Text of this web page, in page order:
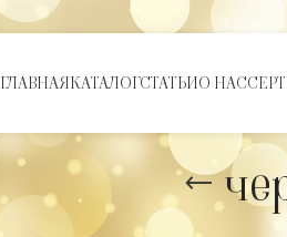
ГЛАВНАЯКАТАЛОГСТАТЬИО НАС